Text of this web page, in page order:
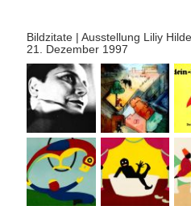
Bildzitate | Ausstellung Liliy
21. Dezember 1997